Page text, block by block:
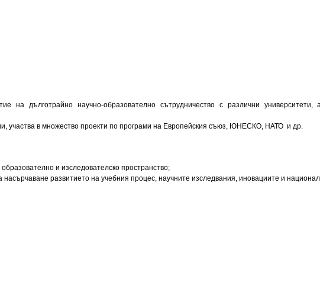
на дълготрайно научно-образователно сътрудничество с различни
участва в множество проекти по програми на Европейския съюз, ЮНЕСКО, НАТО и др.
и изследователско пространство;
развитието на учебния процес, научните изследвания, иновациите и